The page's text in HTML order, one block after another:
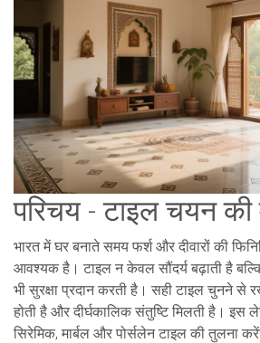
परिचय - टाइल चयन की
भारत में घर बनाते समय फर्श और दीवारों की
आवश्यक है। टाइल न केवल सौंदर्य बढ़ाती है
भी सुरक्षा प्रदान करती है। सही टाइल चुनने से
होती है और दीर्घकालिक संतुष्टि मिलती है। इस
सिरेमिक, मार्बल और पोर्सलेन टाइल की तुलना